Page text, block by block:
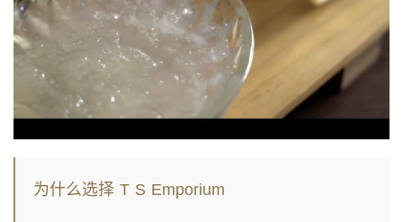
为什么选择 T S Emporium